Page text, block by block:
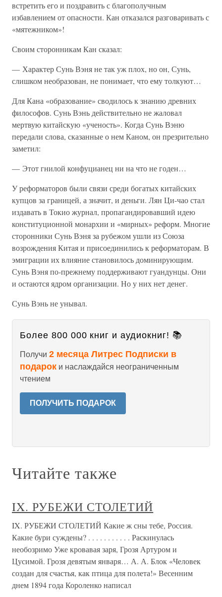
встретить его и поздравить с благополучным
избавлением от опасности. Кан отказался разговаривать с
«мятежником»!
Своим сторонникам Кан сказал:
— Характер Сунь Вэня не так уж плох, но он, Сунь,
слишком необразован, не понимает, что ему толкуют…
Для Кана «образование» сводилось к знанию древних
философов. Сунь Вэнь действительно не жаловал
мертвую китайскую «ученость». Когда Сунь Вэню
передали слова, сказанные о нем Каном, он презрительно
заметил:
— Этот гнилой конфуцианец ни на что не годен…
У реформаторов были связи среди богатых китайских
купцов за границей, а значит, и деньги. Лян Ци-чао стал
издавать в Токио журнал, пропагандировавший идею
конституционной монархии и «мирных» реформ. Многие
сторонники Сунь Вэня за рубежом ушли из Союза
возрождения Китая и присоединились к реформаторам. В
эмиграции их влияние становилось доминирующим.
Сунь Вэня по-прежнему поддерживают гуандунцы. Они
и остаются ядром организации. Но у них нет денег.
Сунь Вэнь не унывал.
Более 800 000 книг и аудиокниг! 📚
Получи 2 месяца Литрес Подписки в
подарок и наслаждайся неограниченным
чтением
ПОЛУЧИТЬ ПОДАРОК
Читайте также
IX. РУБЕЖИ СТОЛЕТИЙ
IX. РУБЕЖИ СТОЛЕТИЙ Какие ж сны тебе, Россия.
Какие бури суждены? . . . . . . . . . . . Раскинулась
необозримо Уже кровавая заря, Грозя Артуром и
Цусимой. Грозя девятым января… А. А. Блок «Человек
создан для счастья, как птица для полета!» Весенним
днем 1894 года Короленко написал